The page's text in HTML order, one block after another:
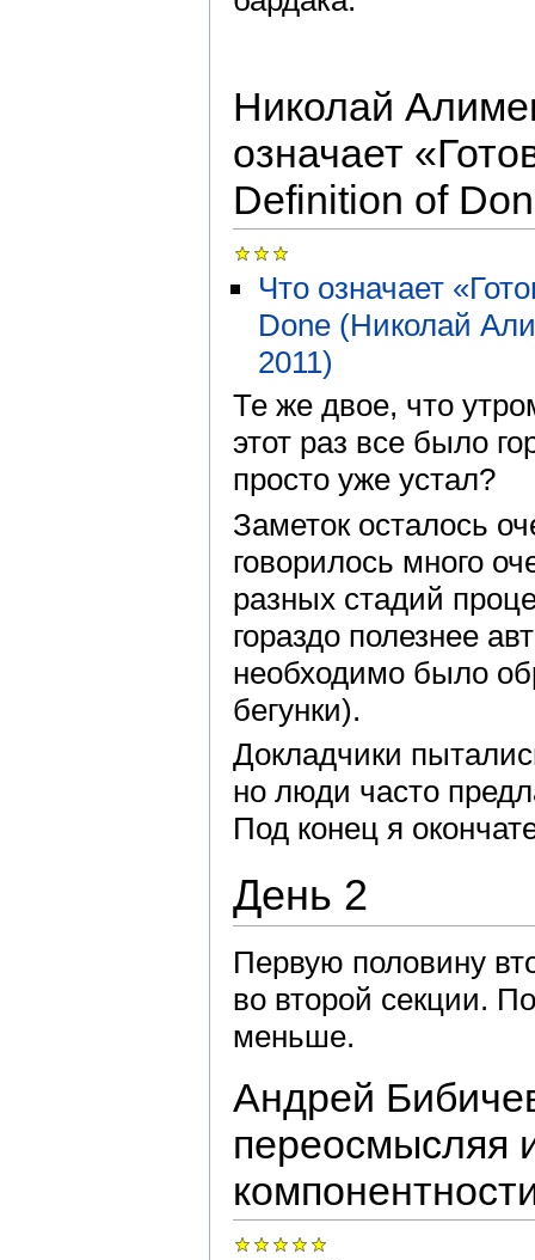
Николай
означает
Definition of
Что означает
Done (Николай
2011)
Те же двое, что
этот раз все было
просто уже устал?
Заметок осталось
говорилось много
разных стадий
гораздо полезнее
необходимо было
бегунки).
Докладчики
но люди часто
Под конец я
День 2
Первую половину
во второй секции.
меньше.
Андрей
переосмысляя